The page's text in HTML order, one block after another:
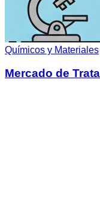
Químicos y Materiales
Mercado de